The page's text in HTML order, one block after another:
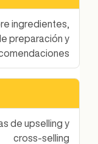
ingredientes,
preparación y
de upselling y
cross-selling